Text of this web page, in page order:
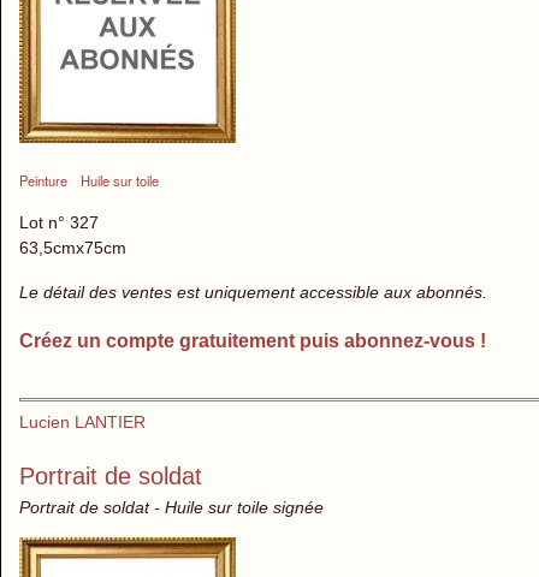
Peinture Huile sur toile
Lot n° 327
63,5cmx75cm
Le détail des ventes est uniquement accessible aux abonnés.
Créez un compte gratuitement puis abonnez-vous !
Lucien LANTIER
Portrait de soldat
Portrait de soldat - Huile sur toile signée